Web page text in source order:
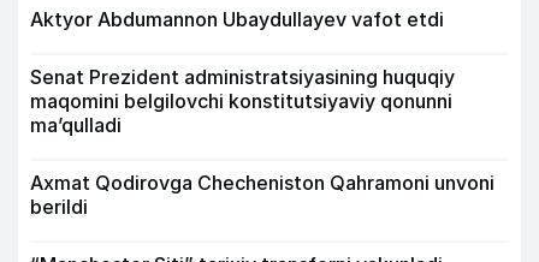
Aktyor Abdu­mannon Ubaydullayev vafot etdi
Senat Prezident administratsiyasining huquqiy
maqomini belgilovchi konstitutsiyaviy qonunni
ma’qulladi
Axmat Qodirovga Checheniston Qahramoni unvoni
berildi